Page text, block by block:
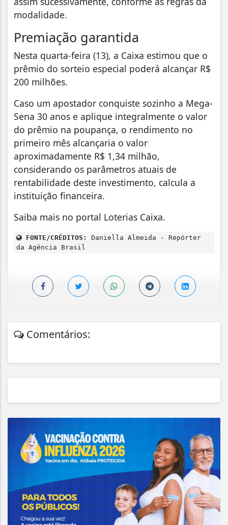
modalidade.
Premiação garantida
Nesta quarta-feira (13), a Caixa estimou que o
prêmio do sorteio especial poderá alcançar R$
200 milhões.
Caso um apostador conquiste sozinho a Mega-
Sena 30 anos e aplique integralmente o valor
do prêmio na poupança, o rendimento no
primeiro mês alcançaria o valor
aproximadamente R$ 1,34 milhão,
considerando os parâmetros atuais de
rentabilidade deste investimento, calcula a
instituição financeira.
Saiba mais no portal Loterias Caixa.
FONTE/CRÉDITOS:
Daniella Almeida - Repórter
da Agência Brasil
Comentários: